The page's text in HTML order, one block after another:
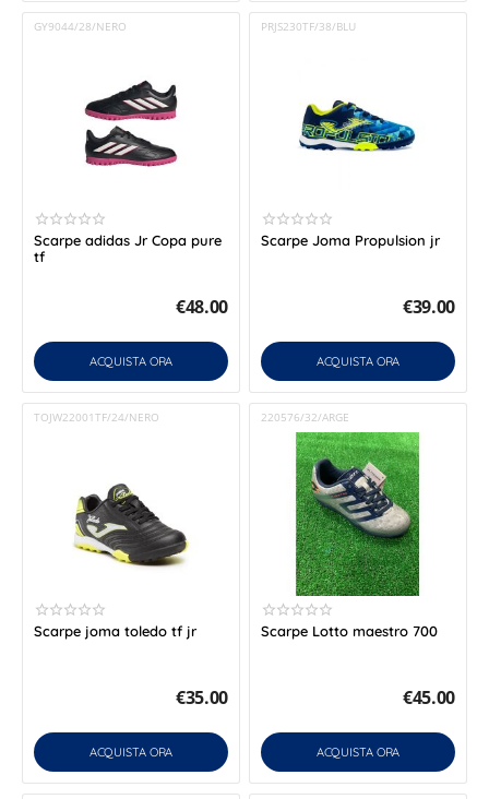
GY9044/28/NERO
Scarpe adidas Jr Copa pure
tf
€48.00
ACQUISTA ORA
PRJS230TF/38/BLU
Scarpe Joma Propulsion jr
€39.00
ACQUISTA ORA
TOJW22001TF/24/NERO
Scarpe joma toledo tf jr
€35.00
ACQUISTA ORA
220576/32/ARGE
Scarpe Lotto maestro 700
€45.00
ACQUISTA ORA